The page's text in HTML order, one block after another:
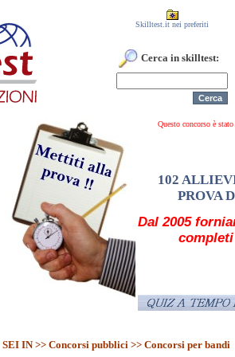
Skilltest.it nei preferiti
Cerca in skilltest:
Questo
102
PROVA
Dal 2005
SEI IN >> Concorsi pubblici >> Concorsi per bandi